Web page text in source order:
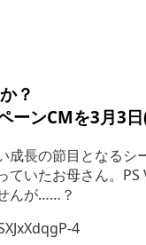
？
ンCMを3月3日
成長の節目となる
ていたお母さん。
んが……？
4